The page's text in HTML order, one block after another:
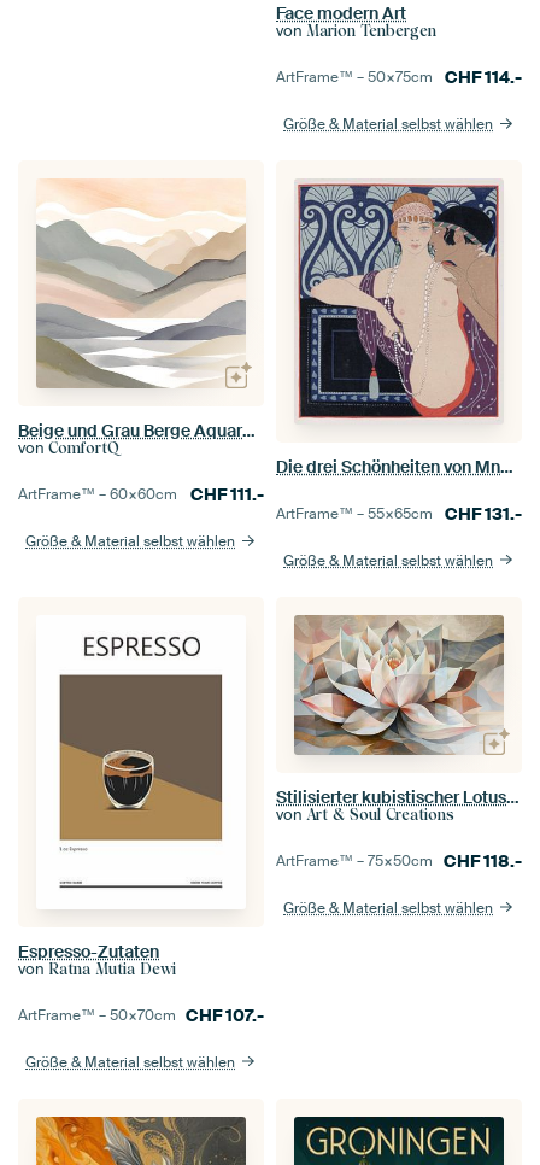
Face modern Art
von Marion Tenbergen
ArtFrame™ –50×75cm CHF114.-
Größe & Material selbst wählen
Beige und Grau Berge Aquarell Naturmalerei
von ComfortQ
ArtFrame™ –60×60cm CHF111.-
Größe & Material selbst wählen
Die drei Schönheiten von Mnasidika, George Barbier
ArtFrame™ –55×65cm CHF131.-
Größe & Material selbst wählen
Espresso-Zutaten
von Ratna Mutia Dewi
ArtFrame™ –50×70cm CHF107.-
Größe & Material selbst wählen
Stilisierter kubistischer Lotus in warmen Farbtönen
von Art & Soul Creations
ArtFrame™ –75×50cm CHF118.-
Größe & Material selbst wählen